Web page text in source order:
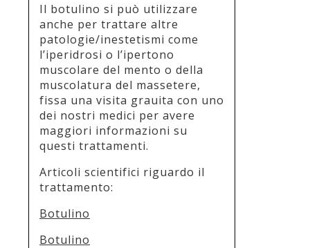
Il botulino si può utilizzare
anche per trattare altre
patologie/inestetismi come
l’iperidrosi o l’ipertono
muscolare del mento o della
muscolatura del massetere,
fissa una visita grauita con uno
dei nostri medici per avere
maggiori informazioni su
questi trattamenti.
Articoli scientifici riguardo il
trattamento:
Botulino
Botulino